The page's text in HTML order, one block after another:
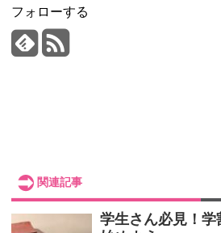
フォローする
関連記事
学生さん必見！